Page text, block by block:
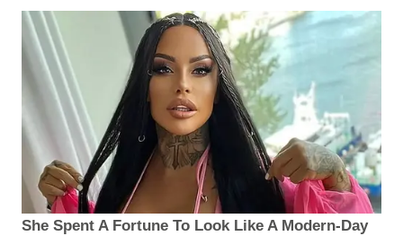
She Spent A Fortune To Look Like A Modern-Day